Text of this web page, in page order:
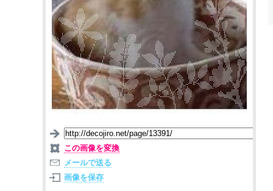
この画像を変換
メールで送る
画像を保存